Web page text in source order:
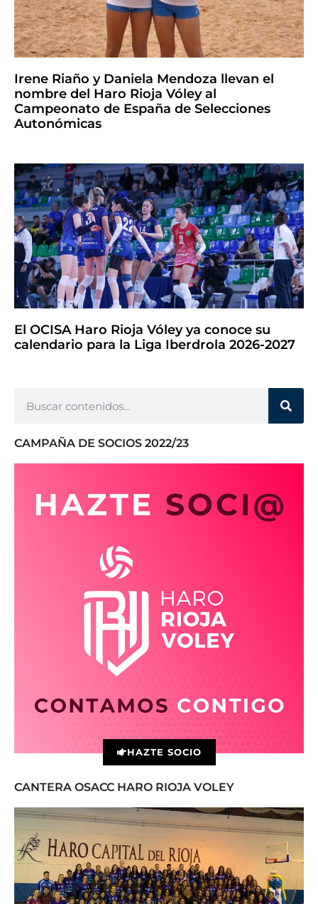
Irene Riaño y Daniela Mendoza llevan el
nombre del Haro Rioja Vóley al
Campeonato de España de Selecciones
Autonómicas
El OCISA Haro Rioja Vóley ya conoce su
calendario para la Liga Iberdrola 2026-2027
CAMPAÑA DE SOCIOS 2022/23
HAZTE SOCIO
CANTERA OSACC HARO RIOJA VOLEY